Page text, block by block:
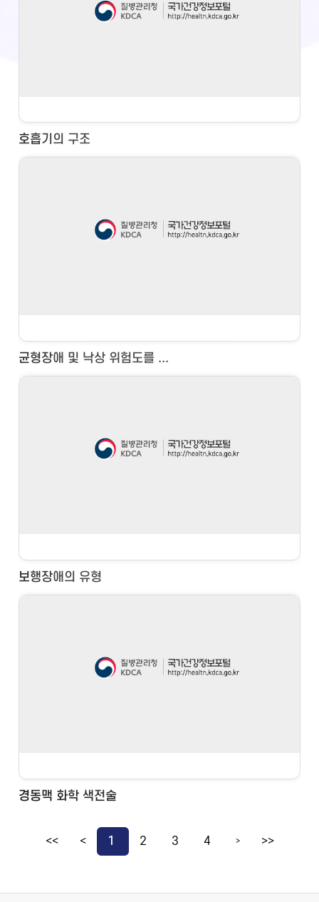
호흡기의 구조
균형장애 및 낙상 위험도를 ...
보행장애의 유형
경동맥 화학 색전술
<< < 1 2 3 4 > >>